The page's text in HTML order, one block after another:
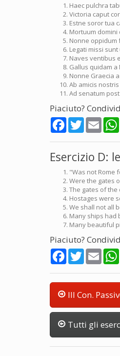
Haec pulchra
Victoria caput
Estne soror tua
Mortuum domini
Nonne
Legati missi
Naves ventibus
Gallus quidam a
Nonne Graecia
Ab amicis
Ad senatum
Piaciuto?
FacebookTwitterEmail
Esercizio D:
"Was not Rome
Were the gates
The gates of the
Hostages were
We shall not all
Many ships had
Many beautiful
Piaciuto?
FacebookTwitterEmail
III Con.
Tutti gli